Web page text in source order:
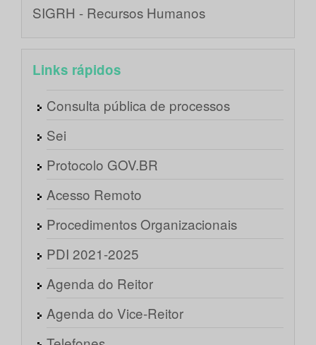
SIGRH - Recursos Humanos
Links rápidos
Consulta pública de processos
Sei
Protocolo GOV.BR
Acesso Remoto
Procedimentos Organizacionais
PDI 2021-2025
Agenda do Reitor
Agenda do Vice-Reitor